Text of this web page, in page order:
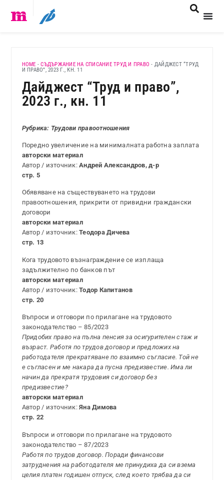
HOME -СЪДЪРЖАНИЕ НА СПИСАНИЕ ТРУД И ПРАВО - ДАЙДЖЕСТ “ТРУД
И ПРАВО”, 2023 Г., КН. 11
Дайджест “Труд и право”,
2023 г., кн. 11
Рубрика: Трудови правоотношения
Поредно увеличениe на минималната работна заплата
авторски материал
Автор / източник:Андрей Александров, д-р
стр. 5
Обявяване на съществуването на трудови
правоотношения, прикрити от привидни граждански
договори
авторски материал
Автор / източник:Теодора Дичева
стр. 13
Кога трудовото възнаграждениe се изплаща
задължително по банков път
авторски материал
Автор / източник:Тодор Капитанов
стр. 20
Въпроси и отговори по прилагане на трудовото
законодателство – 85/2023
Придобих право на пълна пенсия за осигурителен стаж и
възраст. Работя по трудов договор и предложих на
работодателя прекратяване по взаимно съгласие. Той не
е съгласен и ме накара да пусна предиз­вестие. Има ли
начин да прекратя трудовия си договор без
предизвестие?
авторски материал
Автор / източник:Яна Димова
стр. 22
Въпроси и отговори по прилагане на трудовото
законодателство – 87/2023
Работя по трудов договор. Поради финансови
затруднения на работодателя ме принудиха да си взема
целия платен годишен отпуск, след което трябва да си